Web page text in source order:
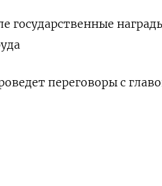
государственные
переговоры с